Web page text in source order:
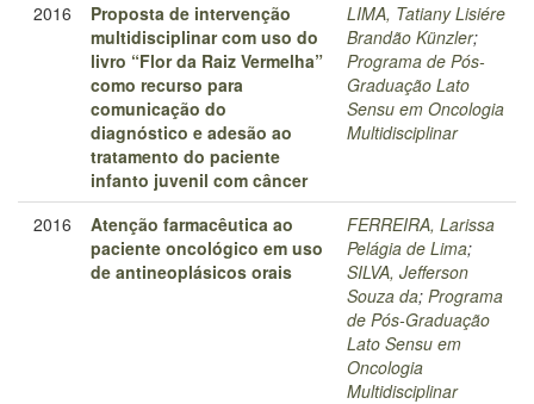
2016
Proposta de intervenção
multidisciplinar com uso do
livro “Flor da Raiz Vermelha”
como recurso para
comunicação do
diagnóstico e adesão ao
tratamento do paciente
infanto juvenil com câncer
LIMA, Tatiany Lisiére
Brandão Künzler;
Programa de Pós-
Graduação Lato
Sensu em Oncologia
Multidisciplinar
2016
Atenção farmacêutica ao
paciente oncológico em uso
de antineoplásicos orais
FERREIRA, Larissa
Pelágia de Lima;
SILVA, Jefferson
Souza da; Programa
de Pós-Graduação
Lato Sensu em
Oncologia
Multidisciplinar